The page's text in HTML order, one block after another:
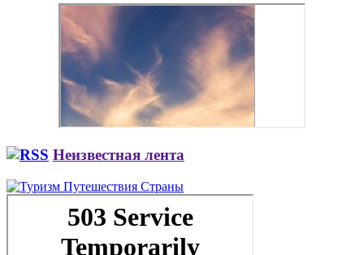
Неизвестная лента